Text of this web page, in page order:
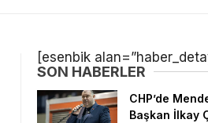
[esenbik
SON HABERLER
CHP’de
Başkan İlkay